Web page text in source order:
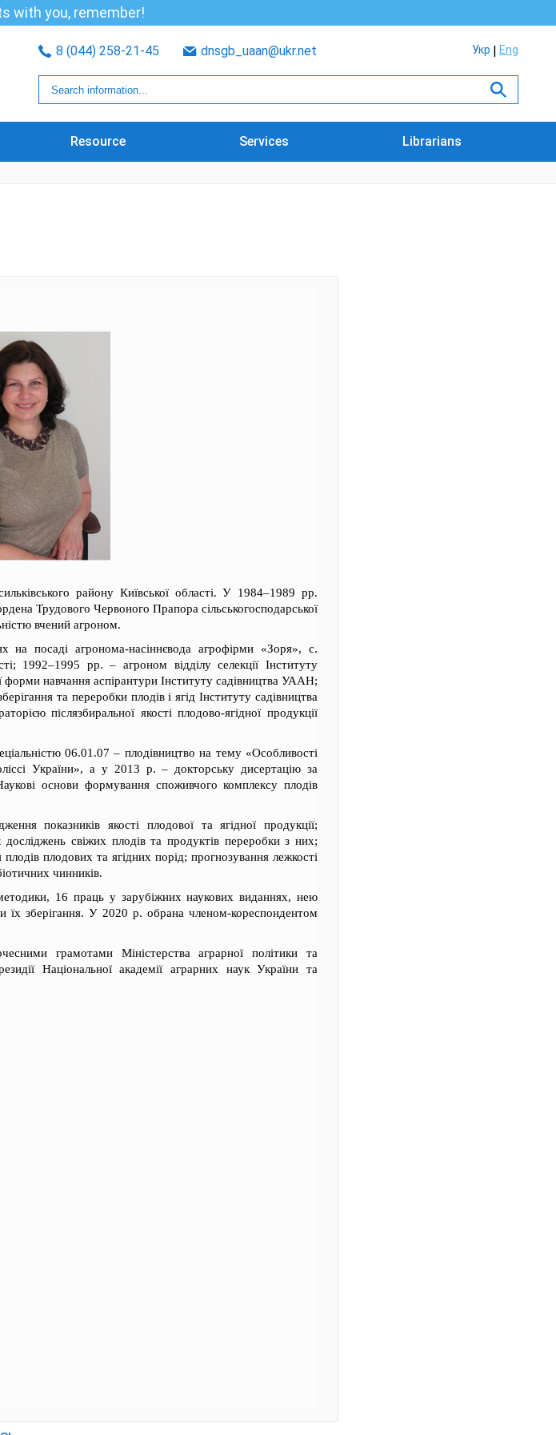
with you, remember!
8 (044) 258-21-45 dnsgb_uaan@ukr.net Укр Eng
Resource Services Librarians
району Київської області. У 1984–1989 рр.
Трудового Червоного Прапора сільськогосподарської
вчений агроном.
посаді агронома-насіннєвода агрофірми «Зоря», с.
1992–1995 рр. – агроном відділу селекції Інституту
навчання аспірантури Інституту садівництва УААН;
та переробки плодів і ягід Інституту садівництва
післязбиральної якості плодово-ягідної продукції
06.01.07 – плодівництво на тему «Особливості
України», а у 2013 р. – докторську дисертацію за
основи формування споживчого комплексу плодів
показників якості плодової та ягідної продукції;
свіжих плодів та продуктів переробки з них;
плодових та ягідних порід; прогнозування лежкості
чинників.
16 праць у зарубіжних наукових виданнях, нею
їх зберігання. У 2020 р. обрана членом-кореспондентом
грамотами Міністерства аграрної політики та
Національної академії аграрних наук України та